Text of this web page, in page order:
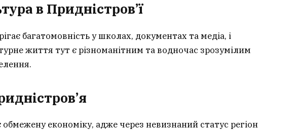
в Придністров’ї
багатомовність у школах, документах та медіа, і
життя тут є різноманітним та водночас зрозумілим
обмежену економіку, адже через невизнаний статус регіон